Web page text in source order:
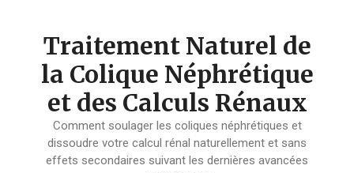
Traitement Naturel de
la Colique Néphrétique
et des Calculs Rénaux
Comment soulager les coliques néphrétiques et
dissoudre votre calcul rénal naturellement et sans
effets secondaires suivant les dernières avancées